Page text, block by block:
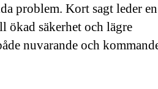
problem. Kort sagt leder
ökad säkerhet och lägre
nuvarande och